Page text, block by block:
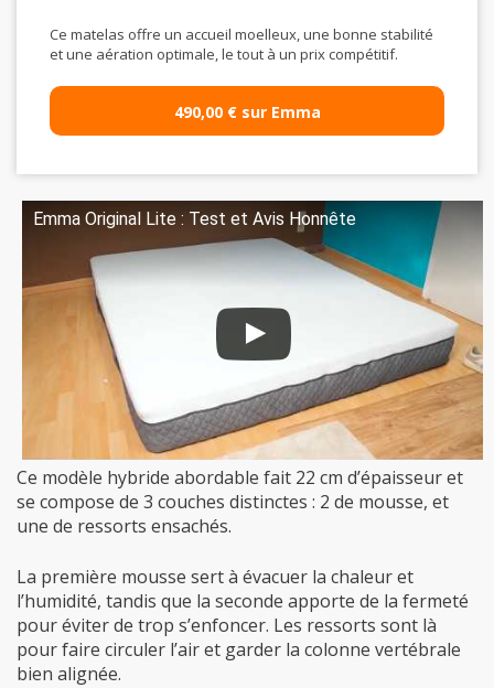
Ce matelas offre un accueil moelleux, une bonne stabilité
et une aération optimale, le tout à un prix compétitif.
490,00 € sur Emma
Emma Original Lite : Test et Avis Honnête
Ce modèle hybride abordable fait 22 cm d’épaisseur et
se compose de 3 couches distinctes : 2 de mousse, et
une de ressorts ensachés.
La première mousse sert à évacuer la chaleur et
l’humidité, tandis que la seconde apporte de la fermeté
pour éviter de trop s’enfoncer. Les ressorts sont là
pour faire circuler l’air et garder la colonne vertébrale
bien alignée.